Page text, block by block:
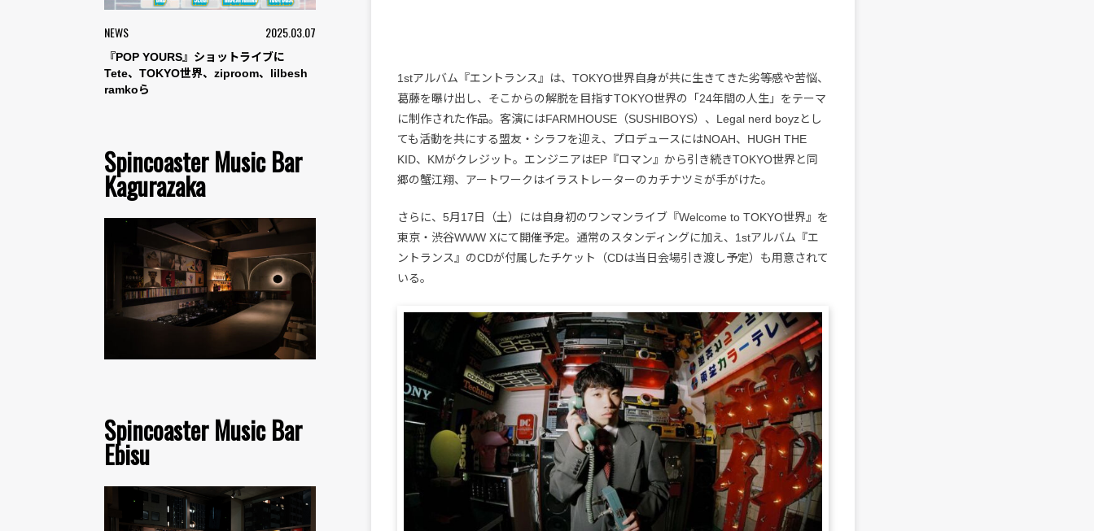
NEWS 2025.03.07
『POP YOURS』ショットライブに
Tete、TOKYO世界、ziproom、lilbesh
ramkoら
Spincoaster Music Bar
Kagurazaka
Spincoaster Music Bar
Ebisu
1stアルバム『エントランス』は、TOKYO世界自身が共に生きてきた劣等感や苦悩、
葛藤を曝け出し、そこからの解脱を目指すTOKYO世界の「24年間の人生」をテーマ
に制作された作品。客演にはFARMHOUSE（SUSHIBOYS）、Legal nerd boyzとし
ても活動を共にする盟友・シラフを迎え、プロデュースにはNOAH、HUGH THE
KID、KMがクレジット。エンジニアはEP『ロマン』から引き続きTOKYO世界と同
郷の蟹江翔、アートワークはイラストレーターのカチナツミが手がけた。
さらに、5月17日（土）には自身初のワンマンライブ『Welcome to TOKYO世界』を
東京・渋谷WWW Xにて開催予定。通常のスタンディングに加え、1stアルバム『エ
ントランス』のCDが付属したチケット（CDは当日会場引き渡し予定）も用意されて
いる。